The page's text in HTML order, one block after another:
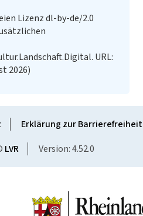
Lizenz dl-by-de/2.0
URL:
2026)
Erklärung zur Barrierefreiheit
LVR Version: 4.52.0